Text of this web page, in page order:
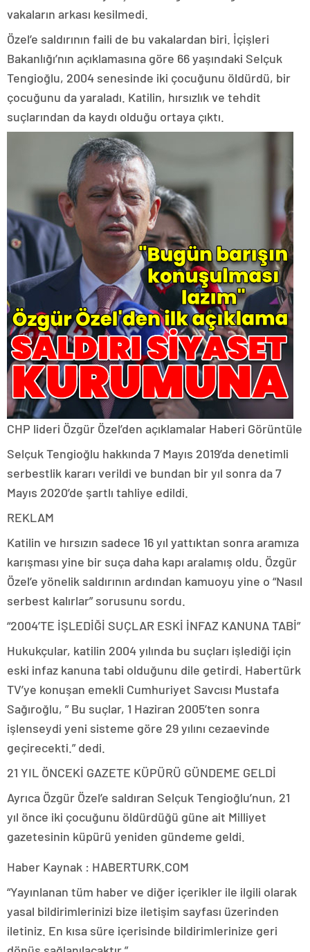
vakaların arkası kesilmedi.
Özel’e saldırının faili de bu vakalardan biri. İçişleri
Bakanlığı’nın açıklamasına göre 66 yaşındaki Selçuk
Tengioğlu, 2004 senesinde iki çocuğunu öldürdü, bir
çocuğunu da yaraladı. Katilin, hırsızlık ve tehdit
suçlarından da kaydı olduğu ortaya çıktı.
CHP lideri Özgür Özel’den açıklamalar Haberi Görüntüle
Selçuk Tengioğlu hakkında 7 Mayıs 2019’da denetimli
serbestlik kararı verildi ve bundan bir yıl sonra da 7
Mayıs 2020’de şartlı tahliye edildi.
REKLAM
Katilin ve hırsızın sadece 16 yıl yattıktan sonra aramıza
karışması yine bir suça daha kapı aralamış oldu. Özgür
Özel’e yönelik saldırının ardından kamuoyu yine o “Nasıl
serbest kalırlar” sorusunu sordu.
“2004’TE İŞLEDİĞİ SUÇLAR ESKİ İNFAZ KANUNA TABİ”
Hukukçular, katilin 2004 yılında bu suçları işlediği için
eski infaz kanuna tabi olduğunu dile getirdi. Habertürk
TV’ye konuşan emekli Cumhuriyet Savcısı Mustafa
Sağıroğlu, ” Bu suçlar, 1 Haziran 2005’ten sonra
işlenseydi yeni sisteme göre 29 yılını cezaevinde
geçirecekti.” dedi.
21 YIL ÖNCEKİ GAZETE KÜPÜRÜ GÜNDEME GELDİ
Ayrıca Özgür Özel’e saldıran Selçuk Tengioğlu’nun, 21
yıl önce iki çocuğunu öldürdüğü güne ait Milliyet
gazetesinin küpürü yeniden gündeme geldi.
Haber Kaynak : HABERTURK.COM
“Yayınlanan tüm haber ve diğer içerikler ile ilgili olarak
yasal bildirimlerinizi bize iletişim sayfası üzerinden
iletiniz. En kısa süre içerisinde bildirimlerinize geri